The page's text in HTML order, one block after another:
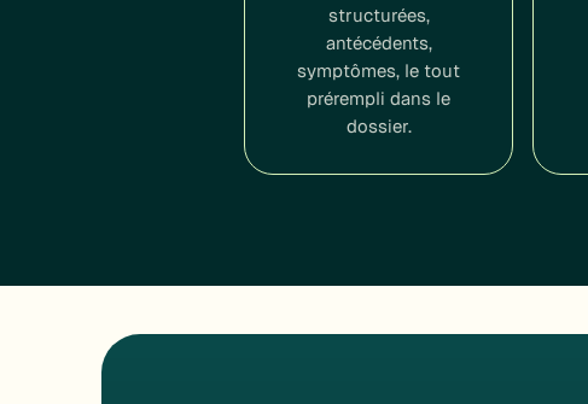
structurées,
antécédents,
symptômes, le tout
prérempli dans le
dossier.